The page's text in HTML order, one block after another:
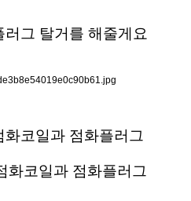
그 탈거를 해줄게요
코일과 점화플러그
화코일과 점화플러그